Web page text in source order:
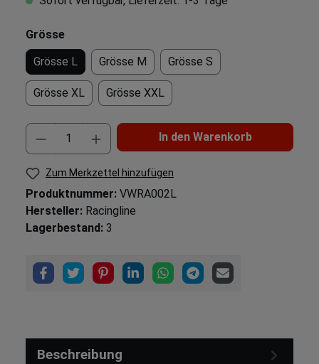
Grösse
Grösse L
Grösse M Grösse S
Grösse XL Grösse XXL
In den Warenkorb
Zum Merkzettel hinzufügen
Produktnummer: VWRA002L
Hersteller: Racingline
Lagerbestand: 3
Beschreibung